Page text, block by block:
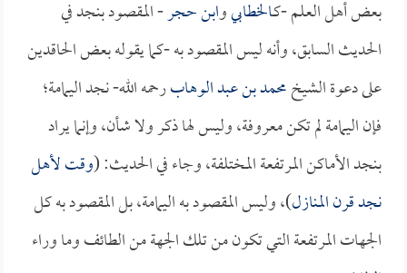
بعض أهل العلم -كـالخطابيوابن حجر- المقصود بنجد في
الحديث السابق، وأنه ليس المقصود به -كما يقوله بعض الحاقدين
على دعوة الشيخمحمد بن عبد الوهابرحمه الله- نجد اليمامة؛
فإن اليمامة لم تكن معروفة، وليس لها ذكر ولا شأن، وإنما يراد
بنجد الأماكن المرتفعة المختلفة، وجاء في الحديث: (وقت لأهل
نجد قرن المنازل)، وليس المقصود به اليمامة، بل المقصود به كل
الجهات المرتفعة التي تكون من تلك الجهة من الطائف وما وراء